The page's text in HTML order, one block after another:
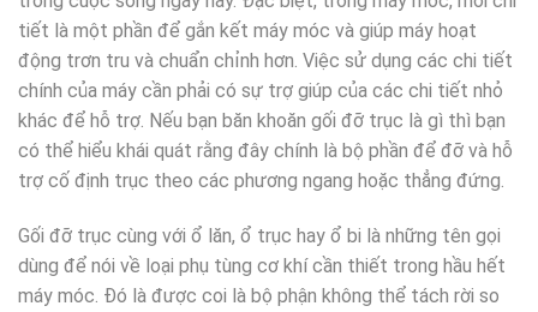
tiết là một phần để gắn kết máy móc và giúp máy hoạt
động trơn tru và chuẩn chỉnh hơn. Việc sử dụng các chi tiết
chính của máy cần phải có sự trợ giúp của các chi tiết nhỏ
khác để hỗ trợ. Nếu bạn băn khoăn gối đỡ trục là gì thì bạn
có thể hiểu khái quát rằng đây chính là bộ phần để đỡ và hỗ
trợ cố định trục theo các phương ngang hoặc thẳng đứng.
Gối đỡ trục cùng với ổ lăn, ổ trục hay ổ bi là những tên gọi
dùng để nói về loại phụ tùng cơ khí cần thiết trong hầu hết
máy móc. Đó là được coi là bộ phận không thể tách rời so